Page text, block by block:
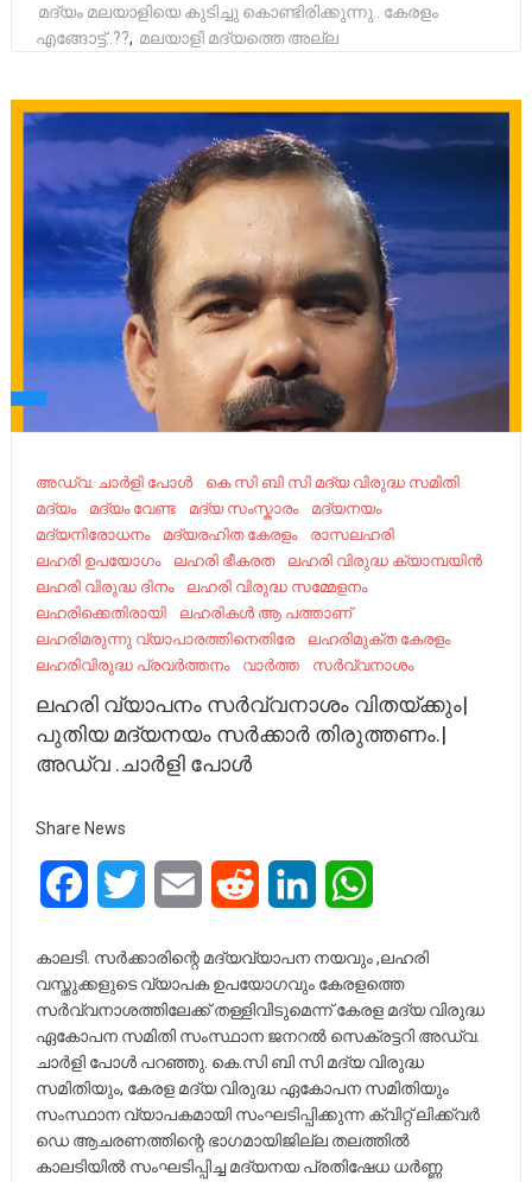
മദ്യം മലയാളിയെ കുടിച്ചു കൊണ്ടിരിക്കുന്നു.. കേരളം
എങ്ങോട്ട്..??, മലയാളി മദ്യത്തെ അല്ല
അഡ്വ. ചാർളി പോൾ
കെ സി ബി സി മദ്യ വിരുദ്ധ സമിതി
മദ്യം
മദ്യം വേണ്ട മദ്യ സംസ്കാരം
മദ്യനയം
മദ്യനിരോധനം
മദ്യരഹിത കേരളം
രാസലഹരി
ലഹരി ഉപയോഗം
ലഹരി ഭീകരത
ലഹരി വിരുദ്ധ ക്യാമ്പയിൻ
ലഹരി വിരുദ്ധ ദിനം
ലഹരി വിരുദ്ധ സമ്മേളനം
ലഹരിക്കെതിരായി
ലഹരികൾ ആ പത്താണ്
ലഹരിമരുന്നു വ്യാപാരത്തിനെതിരേ
ലഹരിമുക്ത കേരളം
ലഹരിവിരുദ്ധ പ്രവര്‍ത്തനം
വാർത്ത സർവ്വനാശം
ലഹരി വ്യാപനം സർവ്വനാശം വിതയ്ക്കും|
പുതിയ മദ്യനയം സർക്കാർ തിരുത്തണം.|
അഡ്വ .ചാർളി പോൾ
Share News
FacebookTwitter Email Reddit LinkedIn
കാലടി. സർക്കാരിന്റെ മദ്യവ്യാപന നയവും ,ലഹരി
വസ്തുക്കളുടെ വ്യാപക ഉപയോഗവും കേരളത്തെ
സർവ്വനാശത്തിലേക്ക് തള്ളിവിടുമെന്ന് കേരള മദ്യ വിരുദ്ധ
ഏകോപന സമിതി സംസ്ഥാന ജനറൽ സെക്രട്ടറി അഡ്വ.
ചാർളി പോൾ പറഞ്ഞു. കെ.സി ബി സി മദ്യ വിരുദ്ധ
സമിതിയും, കേരള മദ്യ വിരുദ്ധ ഏകോപന സമിതിയും
സംസ്ഥാന വ്യാപകമായി സംഘടിപ്പിക്കുന്ന ക്വിറ്റ് ലിക്ക്വർ
ഡെ ആചരണത്തിന്റെ ഭാഗമായിജില്ല തലത്തിൽ
കാലടിയിൽ സംഘടിപ്പിച്ച മദ്യനയ പ്രതിഷേധ ധർണ്ണ